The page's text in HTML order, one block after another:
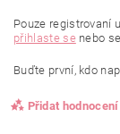
Pouze registrovaní
přihlaste senebo se
Buďte první, kdo
Přidat hodnocení